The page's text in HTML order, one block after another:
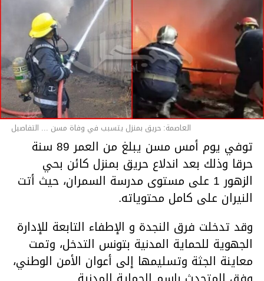
العاصمة: حريق بمنزل يتسبب في وفاة مسن ... التفاصيل
توفي يوم أمس مسن يبلغ من العمر 89 سنة
حرقا وذلك بعد اندلاع حريق بمنزل كائن بحي
الزهور 1 على مستوى مدرسة السمران، حيث أتت
النيران على كامل محتوياته.
وقد تدخلت فرق النجدة و الإطفاء التابعة للإدارة
الجهوية للحماية المدنية بتونس التدخل، وتمت
معاينة الجثة وتسليمها إلى أعوان الأمن الوطني،